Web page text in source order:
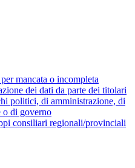
mancata o incompleta
dei dati da parte dei titolari
politici, di amministrazione, di
o di governo
consiliari regionali/provinciali